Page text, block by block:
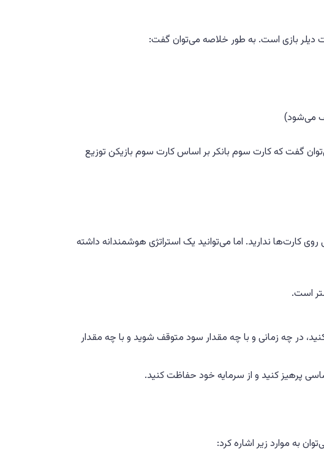
دیلر بازی است. به طور خلاصه می‌توان گفت:
گفت که کارت سوم بانکر بر اساس کارت سوم بازیکن توزیع
کارت‌ها ندارید. اما می‌توانید یک استراتژی هوشمندانه داشته
است.
در چه زمانی و با چه مقدار سود متوقف شوید و با چه مقدار
پرهیز کنید و از سرمایه خود حفاظت کنید.
به موارد زیر اشاره کرد: